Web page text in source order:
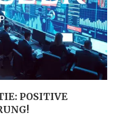
POSITIVE